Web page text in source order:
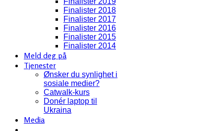
Finalister 2018
Finalister 2017
Finalister 2016
Finalister 2015
Finalister 2014
Meld deg på
Tjenester
Ønsker du synlighet i
sosiale medier?
Catwalk-kurs
Donér laptop til
Ukraina
Media